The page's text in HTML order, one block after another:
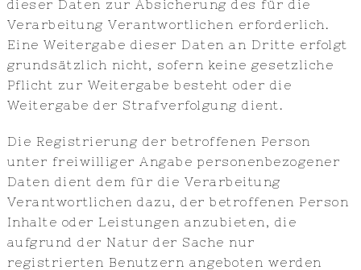
dieser Daten zur Absicherung des für die
Verarbeitung Verantwortlichen erforderlich.
Eine Weitergabe dieser Daten an Dritte erfolgt
grundsätzlich nicht, sofern keine gesetzliche
Pflicht zur Weitergabe besteht oder die
Weitergabe der Strafverfolgung dient.
Die Registrierung der betroffenen Person
unter freiwilliger Angabe personenbezogener
Daten dient dem für die Verarbeitung
Verantwortlichen dazu, der betroffenen Person
Inhalte oder Leistungen anzubieten, die
aufgrund der Natur der Sache nur
registrierten Benutzern angeboten werden